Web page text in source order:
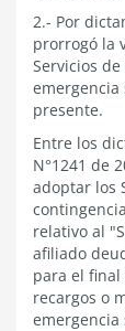
2.- Por
prorrogó la
Servicios
presente.
Entre los
N°1241 de
adoptar los
relativo al
afiliado
para el
recargos o
emergencia